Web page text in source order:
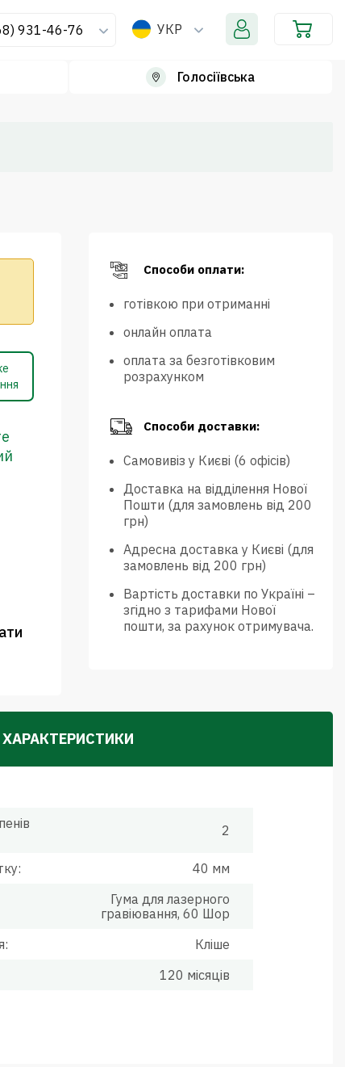
931-46-76 УКР
Голосіївська
Способи оплати:
готівкою при отриманні
онлайн оплата
оплата за безготівковим
розрахунком
Способи доставки:
Самовивіз у Києві (6 офісів)
Доставка на відділення Нової
Пошти (для замовлень від 200
грн)
Адресна доставка у Києві (для
замовлень від 200 грн)
Вартість доставки по Україні –
згідно з тарифами Нової
пошти, за рахунок отримувача.
ХАРАКТЕРИСТИКИ
2
40 мм
Гума для лазерного
гравіювання, 60 Шор
Кліше
120 місяців